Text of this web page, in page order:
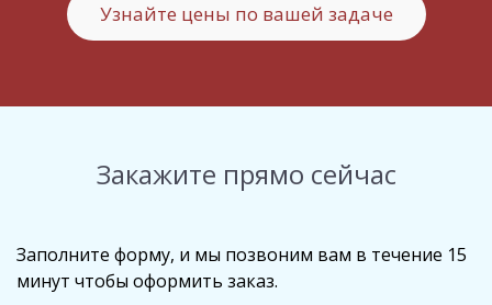
Узнайте цены по вашей задаче
Закажите прямо сейчас
Заполните форму, и мы позвоним вам в течение 15
минут чтобы оформить заказ.